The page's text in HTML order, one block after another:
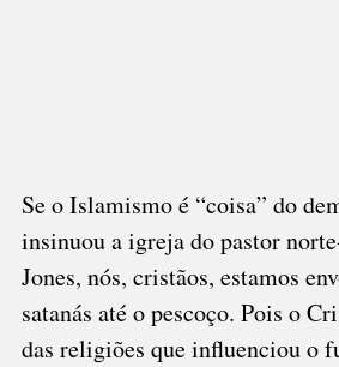
Se o Islamismo é “coisa” do
insinuou a igreja do pastor
Jones, nós, cristãos, estamos
satanás até o pescoço. Pois o
das religiões que influenciou o